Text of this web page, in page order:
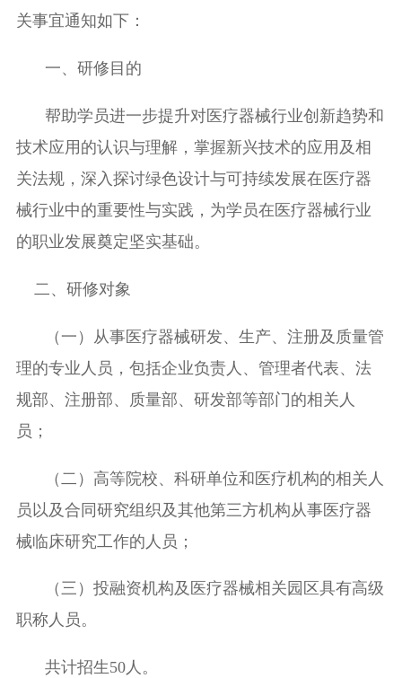
关事宜通知如下：
一、 研修目的
帮助学员进一步提升对医疗器械行业创新趋势和
技术应用的认识与理解，掌握新兴技术的应用及相
关法规，深入探讨绿色设计与可持续发展在医疗器
械行业中的重要性与实践，为学员在医疗器械行业
的职业发展奠定坚实基础。
二、研修对象
（一）从事医疗器械研发、生产、注册及质量管
理的专业人员，包括企业负责人、管理者代表、法
规部、注册部、质量部、研发部等部门的相关人
员；
（二）高等院校、科研单位和医疗机构的相关人
员以及合同研究组织及其他第三方机构从事医疗器
械临床研究工作的人员；
（三）投融资机构及医疗器械相关园区具有高级
职称人员。
共计招生50人。